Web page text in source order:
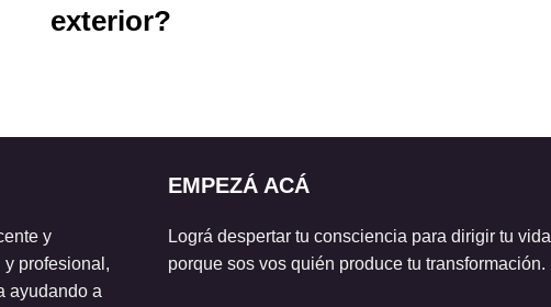
exterior?
y
profesional,
ayudando a
EMPEZÁ ACÁ
Lográ despertar tu consciencia para dirigir tu vida
porque sos vos quién produce tu transformación.